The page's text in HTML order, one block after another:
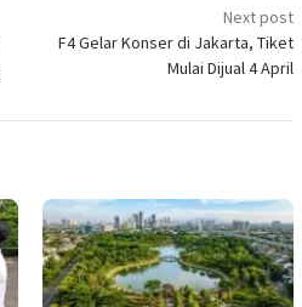
Next post
F4 Gelar Konser di Jakarta, Tiket
Mulai Dijual 4 April